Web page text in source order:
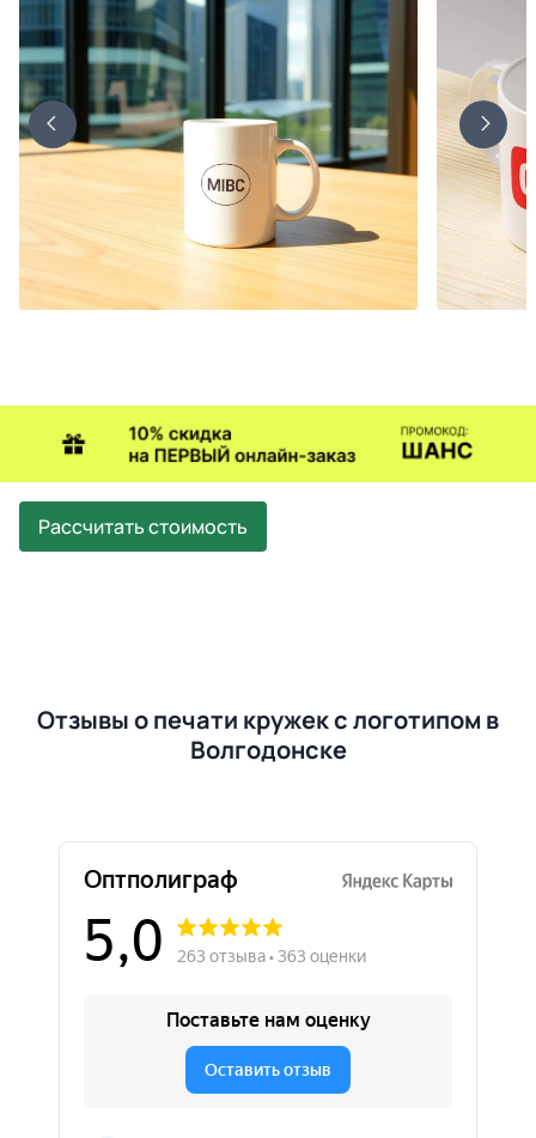
Рассчитать стоимость
Отзывы о печати кружек с логотипом в
Волгодонске